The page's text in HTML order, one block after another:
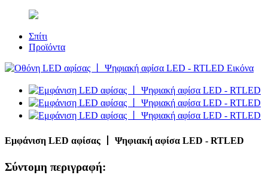
Σπίτι
Προϊόντα
Εμφάνιση LED αφίσας 丨 Ψηφιακή αφίσα LED - RTLED
Σύντομη περιγραφή: